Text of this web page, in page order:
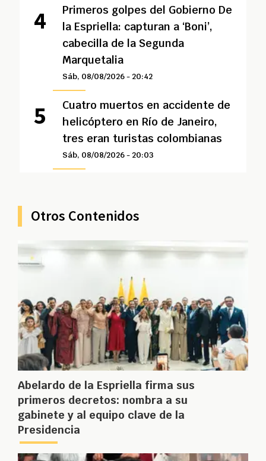
Primeros golpes del Gobierno De
la Espriella: capturan a ‘Boni’,
cabecilla de la Segunda
Marquetalia
Sáb, 08/08/2026 - 20:42
Cuatro muertos en accidente de
helicóptero en Río de Janeiro,
tres eran turistas colombianas
Sáb, 08/08/2026 - 20:03
Otros Contenidos
Abelardo de la Espriella firma sus
primeros decretos: nombra a su
gabinete y al equipo clave de la
Presidencia